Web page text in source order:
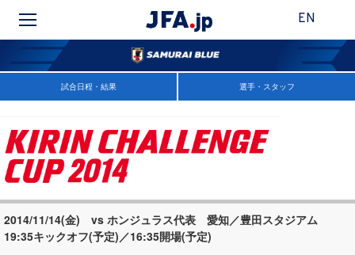
EN
試合日程・結果 選手・スタッフ
2014/11/14(金) vs ホンジュラス代表 愛知／豊田スタジアム
19:35キックオフ(予定)／16:35開場(予定)